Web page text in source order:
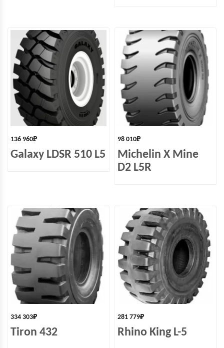
136 960₽
Galaxy LDSR 510 L5
98 010₽
Michelin X Mine
D2 L5R
334 303₽
Tiron 432
281 779₽
Rhino King L-5